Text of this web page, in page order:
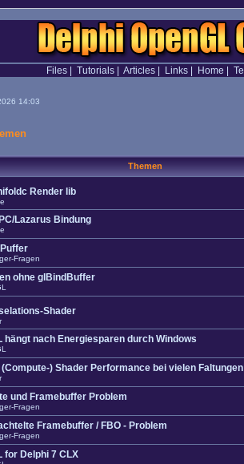
Files| Tutorials| Articles| Links| Home
14:03
Themen
Render lib
Lazarus Bindung
Fragen
ohne glBindBuffer
Shader
hängt nach Energiesparen durch Windows
(Compute-) Shader Performance bei vielen Faltungen
und Framebuffer Problem
Fragen
Framebuffer / FBO - Problem
Fragen
for Delphi 7 CLX